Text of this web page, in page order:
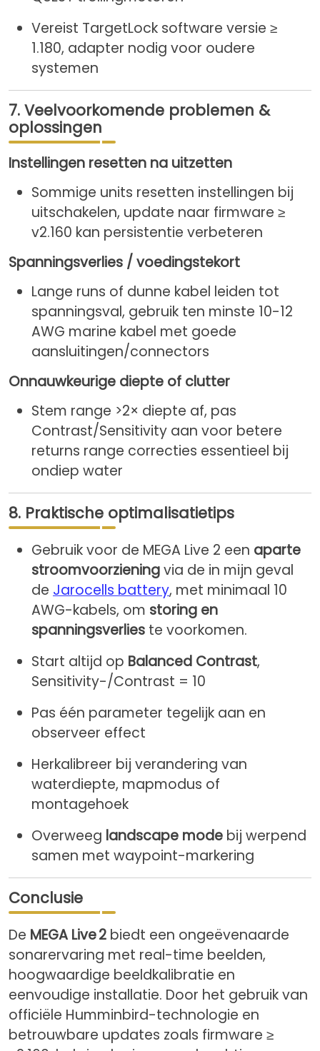
Vereist TargetLock software versie ≥
1.180, adapter nodig voor oudere
systemen
7. Veelvoorkomende problemen &
oplossingen
Instellingen resetten na uitzetten
Sommige units resetten instellingen bij
uitschakelen, update naar firmware ≥
v2.160 kan persistentie verbeteren
Spanningsverlies / voedingstekort
Lange runs of dunne kabel leiden tot
spanningsval, gebruik ten minste 10-12
AWG marine kabel met goede
aansluitingen/connectors
Onnauwkeurige diepte of clutter
Stem range >2× diepte af, pas
Contrast/Sensitivity aan voor betere
returns range correcties essentieel bij
ondiep water
8. Praktische optimalisatietips
Gebruik voor de MEGA Live 2 een aparte
stroomvoorzieningvia de in mijn geval
de Jarocells battery, met minimaal 10
AWG-kabels, om storing en
spanningsverlies te voorkomen.
Start altijd op Balanced Contrast,
Sensitivity-/Contrast = 10
Pas één parameter tegelijk aan en
observeer effect
Herkalibreer bij verandering van
waterdiepte, mapmodus of
montagehoek
Overweeg landscape mode bij werpend
samen met waypoint-markering
Conclusie
De MEGA Live 2 biedt een ongeëvenaarde
sonarervaring met real-time beelden,
hoogwaardige beeldkalibratie en
eenvoudige installatie. Door het gebruik van
officiële Humminbird-technologie en
betrouwbare updates zoals firmware ≥